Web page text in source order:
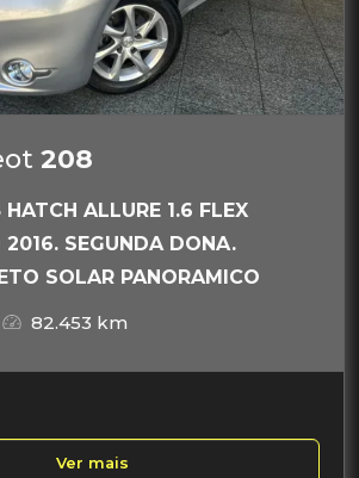
208
ALLURE 1.6 FLEX
SEGUNDA DONA.
SOLAR PANORAMICO
82.453 km
Ver mais